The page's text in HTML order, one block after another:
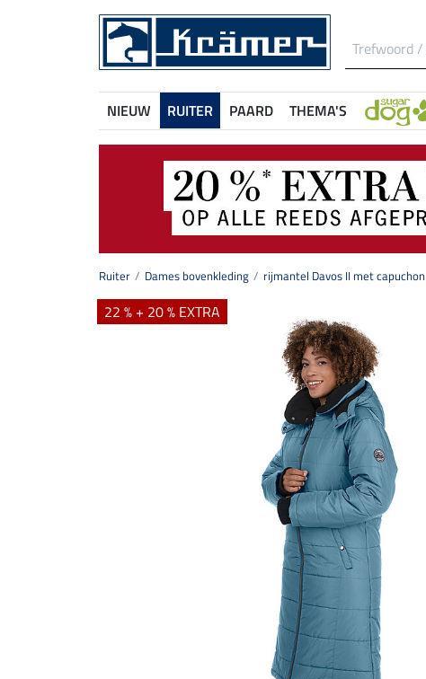
NIEUW RUITER PAARD THEMA'S
Ruiter Dames bovenkleding rijmantel Davos II met capuchon
22 % + 20 % EXTRA